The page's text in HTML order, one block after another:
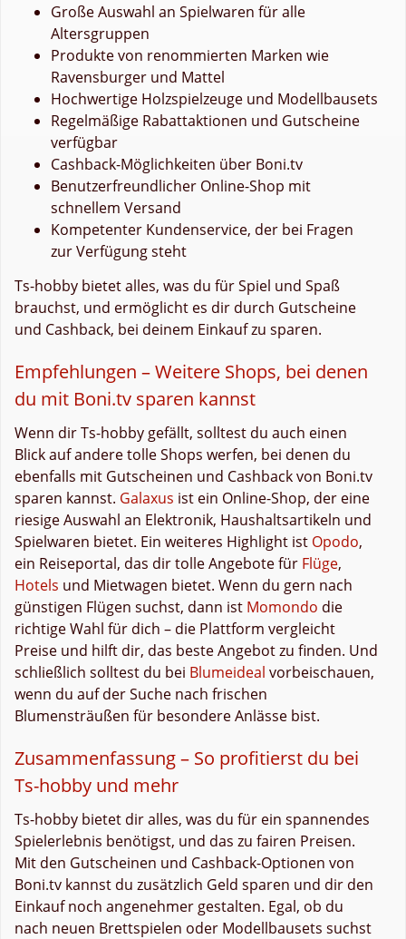
Große Auswahl an Spielwaren für alle
Altersgruppen
Produkte von renommierten Marken wie
Ravensburger und Mattel
Hochwertige Holzspielzeuge und Modellbausets
Regelmäßige Rabattaktionen und Gutscheine
verfügbar
Cashback-Möglichkeiten über Boni.tv
Benutzerfreundlicher Online-Shop mit
schnellem Versand
Kompetenter Kundenservice, der bei Fragen
zur Verfügung steht
Ts-hobby bietet alles, was du für Spiel und Spaß
brauchst, und ermöglicht es dir durch Gutscheine
und Cashback, bei deinem Einkauf zu sparen.
Empfehlungen – Weitere Shops, bei denen
du mit Boni.tv sparen kannst
Wenn dir Ts-hobby gefällt, solltest du auch einen
Blick auf andere tolle Shops werfen, bei denen du
ebenfalls mit Gutscheinen und Cashback von Boni.tv
sparen kannst. Galaxus ist ein Online-Shop, der eine
riesige Auswahl an Elektronik, Haushaltsartikeln und
Spielwaren bietet. Ein weiteres Highlight ist Opodo,
ein Reiseportal, das dir tolle Angebote für Flüge,
Hotels und Mietwagen bietet. Wenn du gern nach
günstigen Flügen suchst, dann ist Momondo die
richtige Wahl für dich – die Plattform vergleicht
Preise und hilft dir, das beste Angebot zu finden. Und
schließlich solltest du bei Blumeideal vorbeischauen,
wenn du auf der Suche nach frischen
Blumensträußen für besondere Anlässe bist.
Zusammenfassung – So profitierst du bei
Ts-hobby und mehr
Ts-hobby bietet dir alles, was du für ein spannendes
Spielerlebnis benötigst, und das zu fairen Preisen.
Mit den Gutscheinen und Cashback-Optionen von
Boni.tv kannst du zusätzlich Geld sparen und dir den
Einkauf noch angenehmer gestalten. Egal, ob du
nach neuen Brettspielen oder Modellbausets suchst